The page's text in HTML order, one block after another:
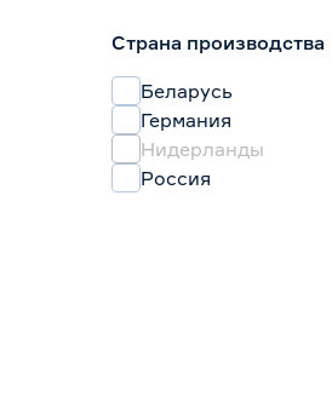
Darit
Страна производства
Беларусь
Германия
Нидерланды
Россия